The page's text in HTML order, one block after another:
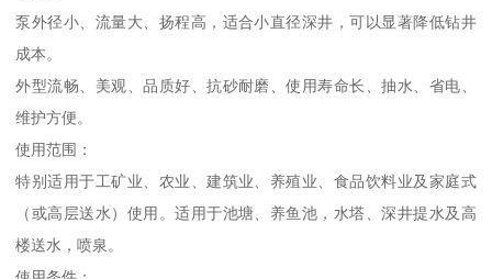
泵外径小、流量大、扬程高，适合小直径深井，可以显著降低钻井
成本。
外型流畅、美观、品质好、抗砂耐磨、使用寿命长、抽水、省电、
维护方便。
使用范围：
特别适用于工矿业、农业、建筑业、养殖业、食品饮料业及家庭式
（或高层送水）使用。适用于池塘、养鱼池，水塔、深井提水及高
楼送水，喷泉。